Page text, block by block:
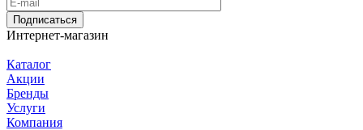
Подписаться
Интернет-магазин
Каталог
Акции
Бренды
Услуги
Компания